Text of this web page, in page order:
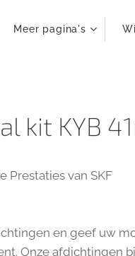
Meer pagina's
kit KYB
Prestaties van SKF
en geef uw
Onze afdichtingen